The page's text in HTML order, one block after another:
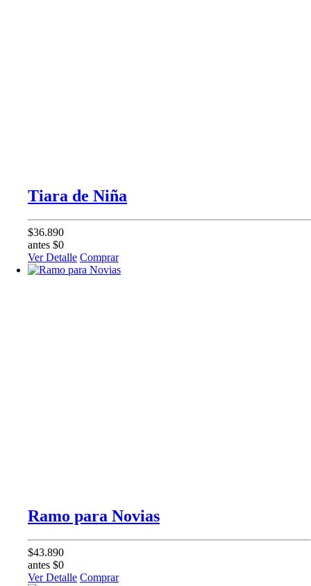
Tiara de Niña
$36.890
antes $0
Ver Detalle Comprar
Ramo para Novias
$43.890
antes $0
Ver Detalle Comprar